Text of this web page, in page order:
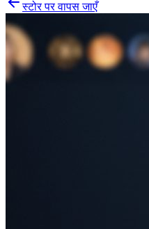
स्टोर पर वापस जाएँ